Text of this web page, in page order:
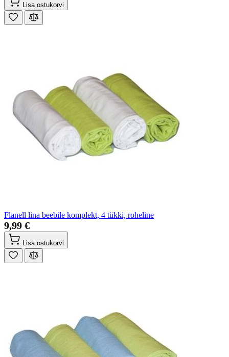
Lisa ostukorvi
Flanell lina beebile komplekt, 4 tükki, roheline
9,99 €
Lisa ostukorvi